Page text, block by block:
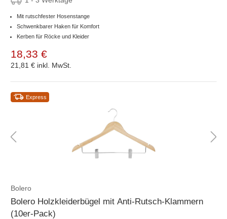
Mit rutschfester Hosenstange
Schwenkbarer Haken für Komfort
Kerben für Röcke und Kleider
18,33 €
21,81 € inkl. MwSt.
Express
Bolero
Bolero Holzkleiderbügel mit Anti-Rutsch-Klammern
(10er-Pack)